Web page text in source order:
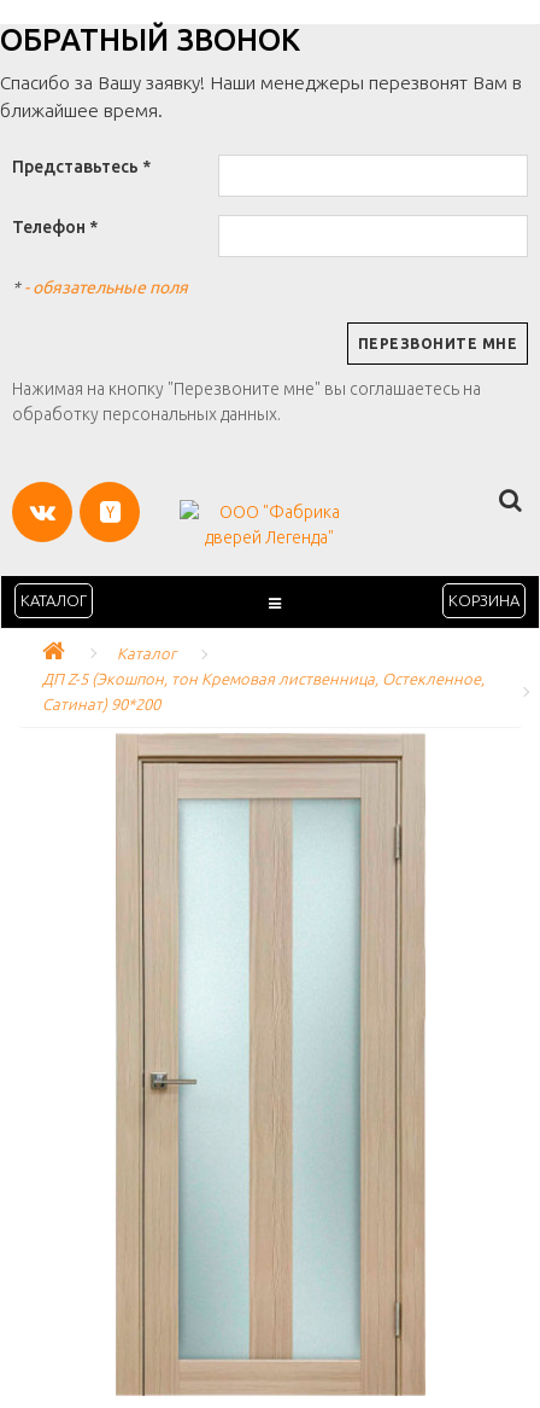
ОБРАТНЫЙ ЗВОНОК
Спасибо за Вашу заявку! Наши менеджеры перезвонят Вам в
ближайшее время.
Представьтесь *
Телефон *
*- обязательные поля
Нажимая на кнопку "Перезвоните мне" вы соглашаетесь на
обработку персональных данных.
КАТАЛОГ КОРЗИНА
Каталог
ДП Z-5 (Экошпон, тон Кремовая лиственница, Остекленное,
Сатинат) 90*200